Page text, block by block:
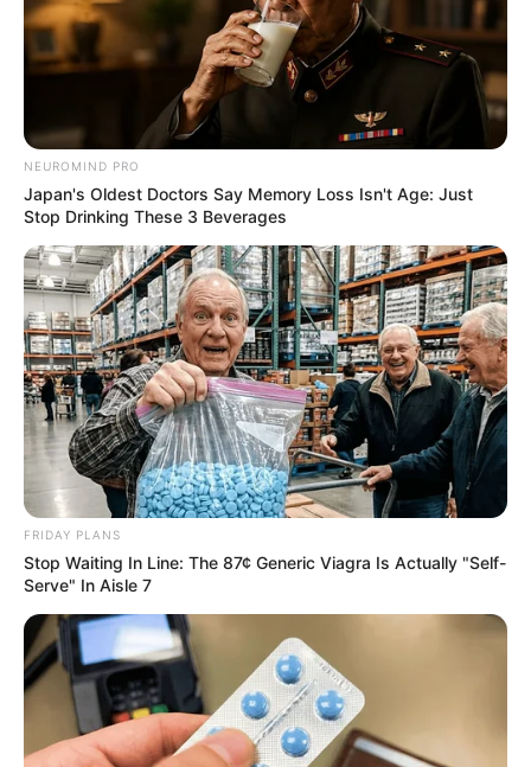
The Bodyguard's Hidden Bloopers Revealed
BRAINBERRIES
Critics Were Impressed By The Way She Portrayed
Grace Kelly
BRAINBERRIES
46 Years Later, The Blue Lagoon Stars Look
Unrecognizable
BRAINBERRIES
NEUROMIND PRO
Japan's Oldest Doctors Say Memory Loss Isn't Age: Just
Stop Drinking These 3 Beverages
FRIDAY PLANS
Stop Waiting In Line: The 87¢ Generic Viagra Is Actually "Self-
Serve" In Aisle 7